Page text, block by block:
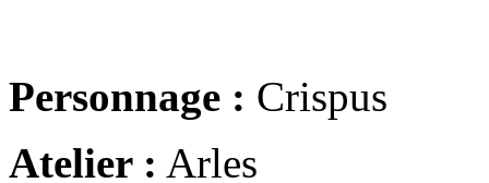
Personnage : Crispus
Atelier : Arles